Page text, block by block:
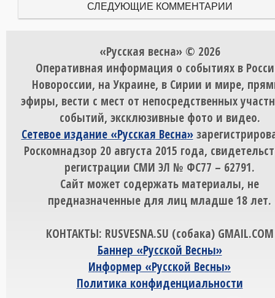
СЛЕДУЮЩИЕ КОММЕНТАРИИ
«Русская весна» © 2026
Оперативная информация о событиях в
Новороссии, на Украине, в Сирии и мире,
эфиры, вести с мест от непосредственных
событий, эксклюзивные фото и видео.
Сетевое издание «Русская Весна»
Роскомнадзор 20 августа 2015 года,
регистрации СМИ ЭЛ № ФС77 – 62791.
Сайт может содержать материалы, не
предназначенные для лиц младше 18 лет.
КОНТАКТЫ: RUSVESNA.SU (собака) GMAIL.COM
Баннер «Русской Весны»
Информер «Русской Весны»
Политика конфиденциальности